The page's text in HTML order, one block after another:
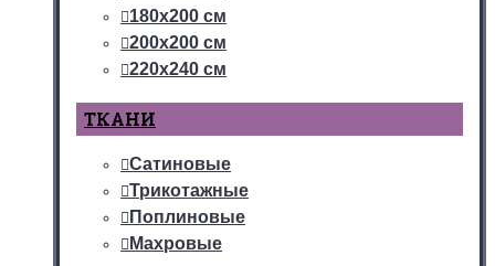
180х200 см
200х200 см
220х240 см
ТКАНИ
Сатиновые
Трикотажные
Поплиновые
Махровые